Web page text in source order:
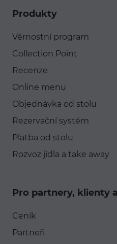
Produkty
Věrnostní program
Collection Point
Recenze
Online menu
Objednávka od stolu
Rezervační systém
Platba od stolu
Rozvoz jídla a take away
Pro partnery, klienty
Ceník
Partneři